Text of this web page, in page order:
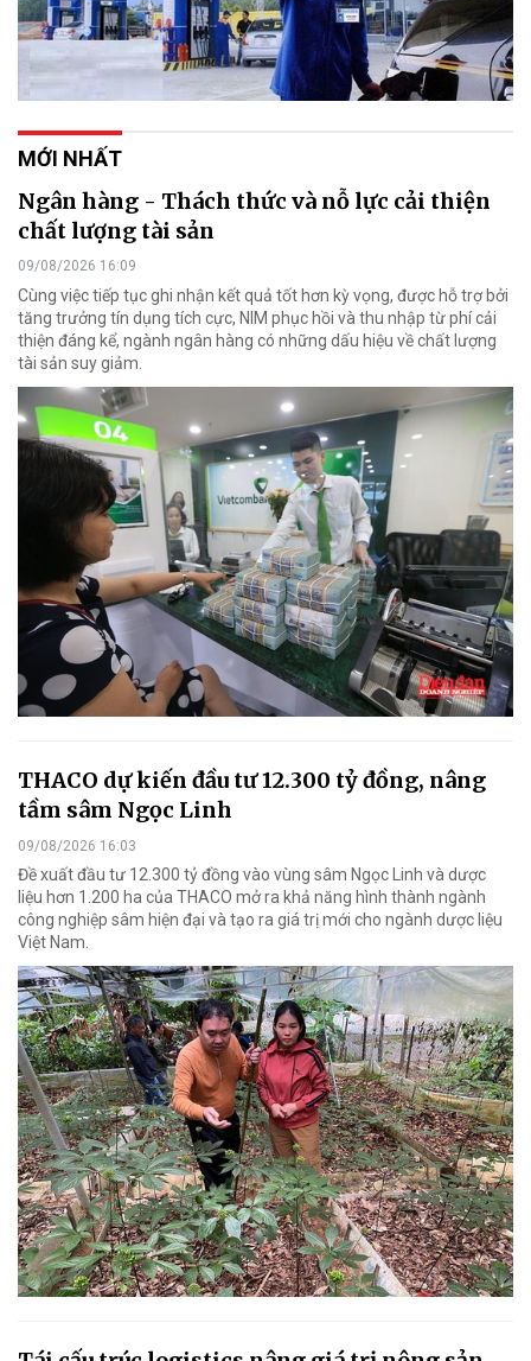
MỚI NHẤT
Ngân hàng - Thách thức và nỗ lực cải thiện
chất lượng tài sản
09/08/2026 16:09
Cùng việc tiếp tục ghi nhận kết quả tốt hơn kỳ vọng, được hỗ trợ bởi
tăng trưởng tín dụng tích cực, NIM phục hồi và thu nhập từ phí cải
thiện đáng kể, ngành ngân hàng có những dấu hiệu về chất lượng
tài sản suy giảm.
THACO dự kiến đầu tư 12.300 tỷ đồng, nâng
tầm sâm Ngọc Linh
09/08/2026 16:03
Đề xuất đầu tư 12.300 tỷ đồng vào vùng sâm Ngọc Linh và dược
liệu hơn 1.200 ha của THACO mở ra khả năng hình thành ngành
công nghiệp sâm hiện đại và tạo ra giá trị mới cho ngành dược liệu
Việt Nam.